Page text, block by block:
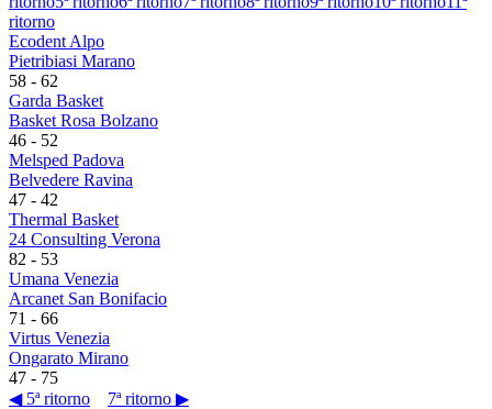
ritorno
Ecodent Alpo
Pietribiasi Marano
58 - 62
Garda Basket
Basket Rosa Bolzano
46 - 52
Melsped Padova
Belvedere Ravina
47 - 42
Thermal Basket
24 Consulting Verona
82 - 53
Umana Venezia
Arcanet San Bonifacio
71 - 66
Virtus Venezia
Ongarato Mirano
47 - 75
◀ 5ª ritorno
7ª ritorno ▶